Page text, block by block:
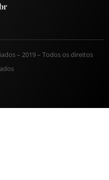
– 2019 – Todos os direitos